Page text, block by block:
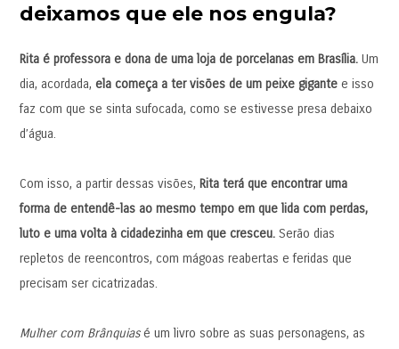
deixamos que ele nos engula?
Rita é professora e dona de uma loja de porcelanas em Brasília.Um
dia, acordada, ela começa a ter visões de um peixe gigantee isso
faz com que se sinta sufocada, como se estivesse presa debaixo
d’água.
Com isso, a partir dessas visões, Rita terá que encontrar uma
forma de entendê-las ao mesmo tempo em que lida com perdas,
luto e uma volta à cidadezinha em que cresceu.Serão dias
repletos de reencontros, com mágoas reabertas e feridas que
precisam ser cicatrizadas.
Mulher com Brânquiasé um livro sobre as suas personagens, as